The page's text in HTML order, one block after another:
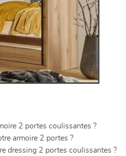
2 portes coulissantes ?
armoire 2 portes ?
dressing 2 portes coulissantes ?